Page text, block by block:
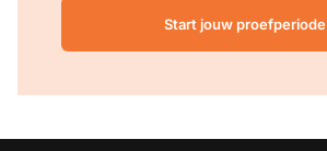
Start jouw proefperiode